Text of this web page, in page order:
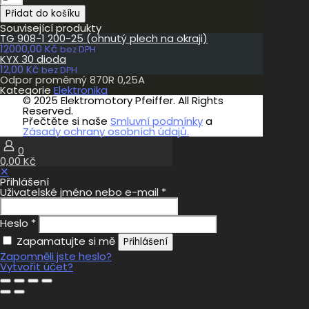
proměnný
870R
0,25A
množství
Přidat do košíku
Související produkty
TG 908-1 200-25 (ohnutý plech na okraji)
12000,00 Kč bez DPH
KYX 30 dioda
12,00 Kč bez DPH
Odpor proměnný 870R 0,25A
Kategorie Elektronika
© 2025 Elektromotory Pfeiffer. All Rights
Reserved.
Přečtěte si naše Smluvní podmínkya
Zásady ochrany osobních údajů.
0
0,00 Kč
✕
Přihlášení
Uživatelské jméno nebo e-mail *
Heslo *
Zapamatujte si mě
Přihlášení
Zapomněli jste heslo?
Vytvořit účet?